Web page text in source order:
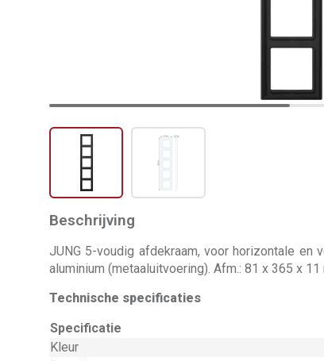
Beschrijving
JUNG 5-voudig afdekraam, voor horizontale en
aluminium (metaaluitvoering). Afm.: 81 x 365 x 11
Technische specificaties
Specificatie
Kleur